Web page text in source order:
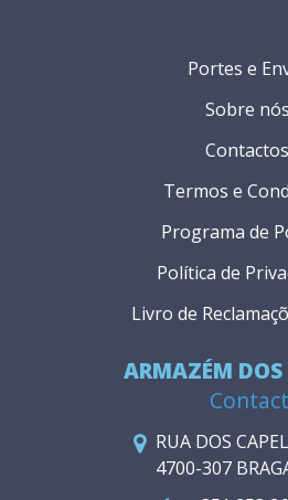
ARMAZÉM DOS
RUA DOS
4700-307
Portes e
Sobre nós
Contactos
Termos e
Programa de
Política de
Livro de